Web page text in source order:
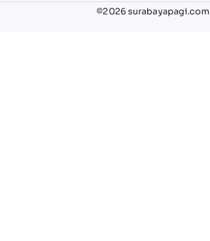
©2026 surabayapagi.com